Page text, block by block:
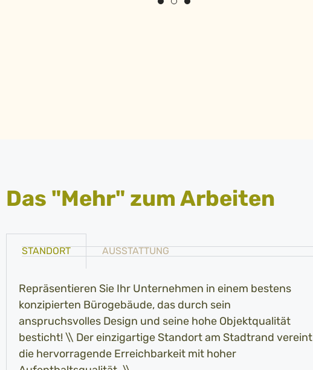
Das "Mehr" zum Arbeiten
STANDORT AUSSTATTUNG
Repräsentieren Sie Ihr Unternehmen in einem bestens
konzipierten Bürogebäude, das durch sein
anspruchsvolles Design und seine hohe Objektqualität
besticht! \\ Der einzigartige Standort am Stadtrand vereint
die hervorragende Erreichbarkeit mit hoher